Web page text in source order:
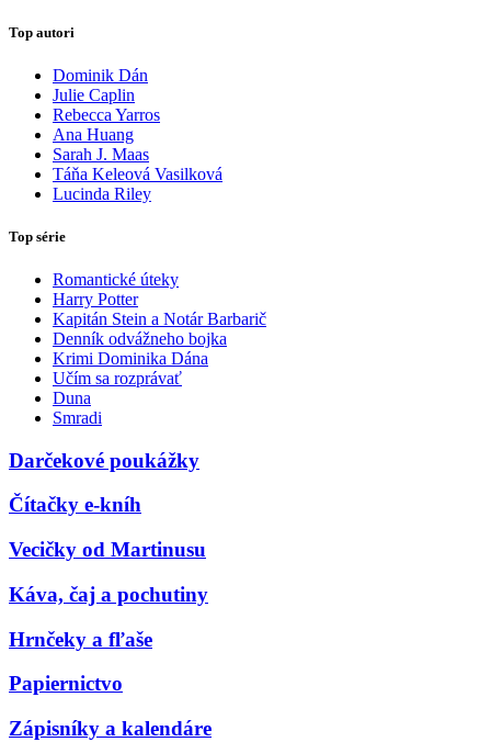
Top autori
Dominik Dán
Julie Caplin
Rebecca Yarros
Ana Huang
Sarah J. Maas
Táňa Keleová Vasilková
Lucinda Riley
Top série
Romantické úteky
Harry Potter
Kapitán Stein a Notár Barbarič
Denník odvážneho bojka
Krimi Dominika Dána
Učím sa rozprávať
Duna
Smradi
Darčekové poukážky
Čítačky e-kníh
Vecičky od Martinusu
Káva, čaj a pochutiny
Hrnčeky a fľaše
Papiernictvo
Zápisníky a kalendáre